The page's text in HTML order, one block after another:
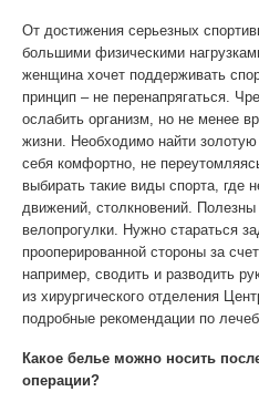
От достижения серьезных
большими физическими
женщина хочет поддерживать
принцип – не перенапрягаться.
ослабить организм, но не менее
жизни. Необходимо найти
себя комфортно, не
выбирать такие виды спорта, где
движений, столкновений.
велопрогулки. Нужно стараться
прооперированной стороны за
например, сводить и разводить
из хирургического отделения
подробные рекомендации по
Какое белье можно носить
операции?